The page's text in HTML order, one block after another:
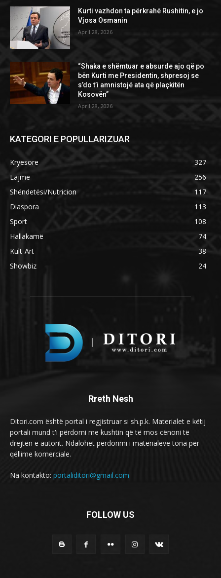
Kurti vazhdon ta përkrahë Rushitin, e jo
Vjosa Osmanin
April 28, 2026
“Shaka e shëmtuar e absurde ajo që po
bën Kurti me Presidentin, shpresoj se
s’do t’i amnistojë ata që plaçkitën
Kosovën”
April 28, 2026
KATEGORI E POPULLARIZUAR
Kryesore
327
Lajme
256
Shëndetësi/Nutricion
117
Diaspora
113
Sport
108
Hallakamë
74
Kult-Art
38
Showbiz
24
Rreth Nesh
Ditori.com është portal i regjistruar si sh.p.k. Materialet e këtij
portali mund t'i përdorni me kushtin që të mos cënoni të
drejtën e autorit. Ndalohet përdorimi i materialeve tona për
qëllime komerciale.
Na kontakto: portaliditori@gmail.com
FOLLOW US